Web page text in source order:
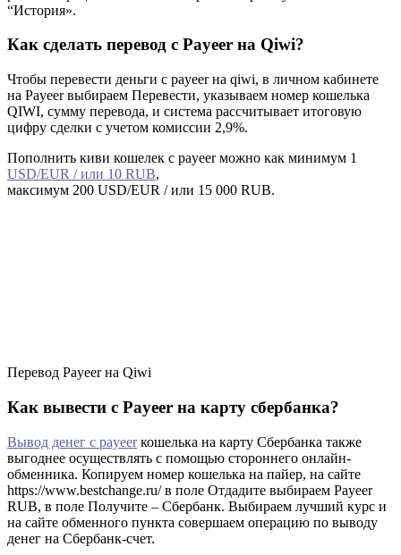
“История».
Как сделать перевод с Payeer на Qiwi?
Чтобы перевести деньги с payeer на qiwi, в личном кабинете
на Payeer выбираем Перевести, указываем номер кошелька
QIWI, сумму перевода, и система рассчитывает итоговую
цифру сделки с учетом комиссии 2,9%.
Пополнить киви кошелек с payeer можно как минимум 1
USD/EUR / или 10 RUB,
максимум 200 USD/EUR / или 15 000 RUB.
Перевод Payeer на Qiwi
Как вывести с Payeer на карту сбербанка?
Вывод денег с payeerкошелька на карту Сбербанка также
выгоднее осуществлять с помощью стороннего онлайн-
обменника. Копируем номер кошелька на пайер, на сайте
https://www.bestchange.ru/ в поле Отдадите выбираем Payeer
RUB, в поле Получите – Сбербанк. Выбираем лучший курс и
на сайте обменного пункта совершаем операцию по выводу
денег на Сбербанк-счет.